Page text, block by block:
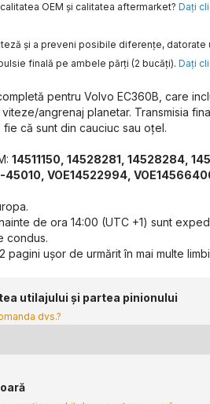
OEM și calitatea aftermarket? Daţi
şi a preveni posibile diferenţe, datorate
finală pe ambele părţi (2 bucăţi). Daţi
pentru Volvo EC360B, care
angrenaj planetar. Transmisia
că sunt din cauciuc sau oțel.
14511150, 14528281, 14528284,
45010, VOE14522994,
de ora 14:00 (UTC +1) sunt
condus.
pagini ușor de urmărit în mai multe limbi
utilajului și partea pinionului
dvs.?